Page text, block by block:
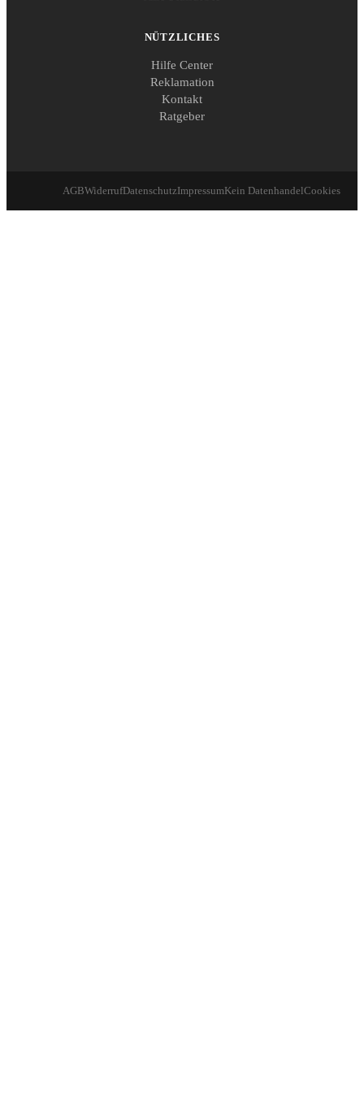
NÜTZLICHES
Hilfe Center
Reklamation
Kontakt
Ratgeber
AGBWiderrufDatenschutzImpressumKein DatenhandelCookies